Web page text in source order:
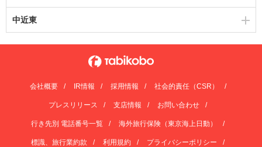
中近東
会社概要 IR情報 採用情報 社会的責任（CSR）
プレスリリース 支店情報 お問い合わせ
行き先別 電話番号一覧 海外旅行保険（東京海上日動）
標識、旅行業約款 利用規約 プライバシーポリシー